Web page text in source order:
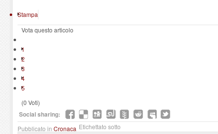
Stampa
Vota questo articolo
1
2
3
4
5
(0 Voti)
Social sharing:
Pubblicato in Cronaca Etichettato sotto